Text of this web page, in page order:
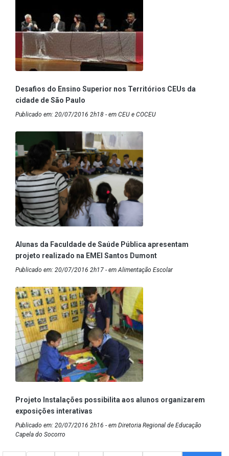
Desafios do Ensino Superior nos Territórios CEUs da
cidade de São Paulo
Publicado em: 20/07/2016 2h18 - em CEU e COCEU
Alunas da Faculdade de Saúde Pública apresentam
projeto realizado na EMEI Santos Dumont
Publicado em: 20/07/2016 2h17 - em Alimentação Escolar
Projeto Instalações possibilita aos alunos organizarem
exposições interativas
Publicado em: 20/07/2016 2h16 - em Diretoria Regional de Educação
Capela do Socorro